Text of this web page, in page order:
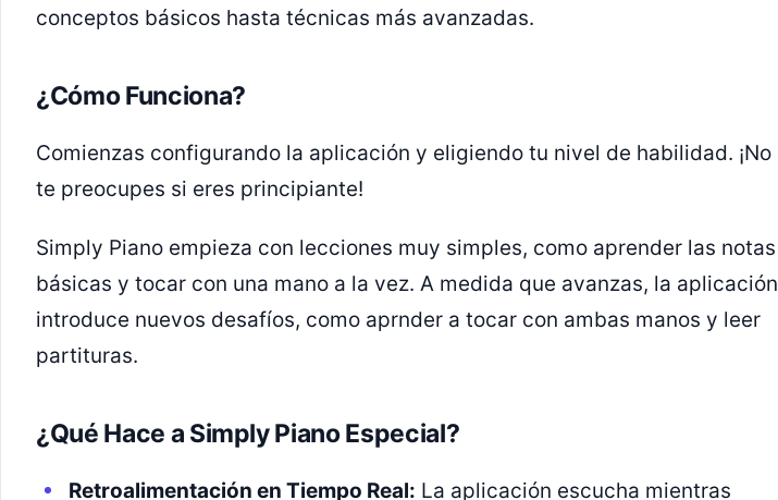
conceptos básicos hasta técnicas más avanzadas.
¿Cómo Funciona?
Comienzas configurando la aplicación y eligiendo tu nivel de habilidad. ¡No
te preocupes si eres principiante!
Simply Piano empieza con lecciones muy simples, como aprender las notas
básicas y tocar con una mano a la vez. A medida que avanzas, la aplicación
introduce nuevos desafíos, como aprnder a tocar con ambas manos y leer
partituras.
¿Qué Hace a Simply Piano Especial?
Retroalimentación en Tiempo Real: La aplicación escucha mientras